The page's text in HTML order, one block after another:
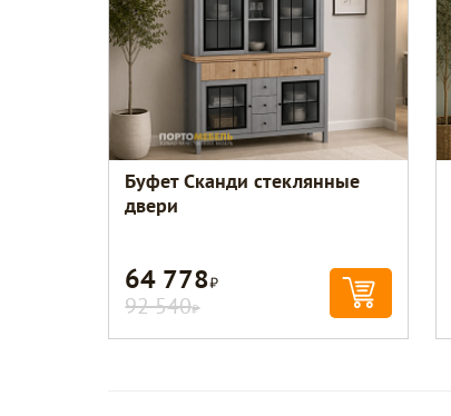
Буфет Сканди стеклянные
двери
64 778Р
92 540Р